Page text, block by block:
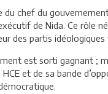
chef du
de Nida. Ce rôle
des partis idéologiques
est sorti gagnant ;
et de sa bande